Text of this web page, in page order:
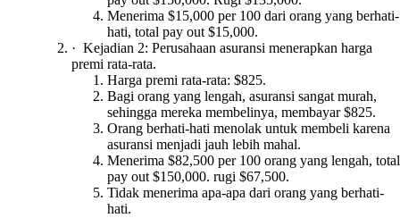
Menerima $15,000 per 100 dari orang yang berhati-
hati, total pay out $15,000.
· Kejadian 2: Perusahaan asuransi menerapkan harga
premi rata-rata.
Harga premi rata-rata: $825.
Bagi orang yang lengah, asuransi sangat murah,
sehingga mereka membelinya, membayar $825.
Orang berhati-hati menolak untuk membeli karena
asuransi menjadi jauh lebih mahal.
Menerima $82,500 per 100 orang yang lengah, total
pay out $150,000. rugi $67,500.
Tidak menerima apa-apa dari orang yang berhati-
hati.